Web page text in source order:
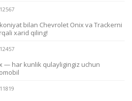
bilan Chevrolet Onix va Trackerni
xarid qiling!
— har kunlik qulayligingiz uchun